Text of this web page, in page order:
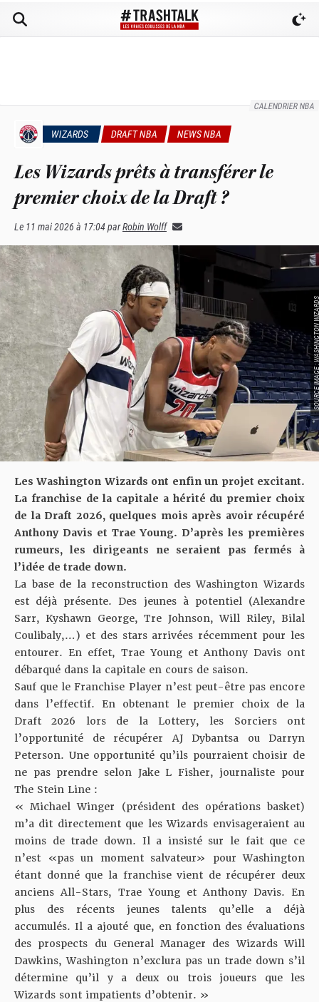
CALENDRIER NBA
WIZARDS DRAFT NBA NEWS NBA
Les Wizards prêts à transférer le
premier choix de la Draft ?
Le 11 mai 2026 à 17:04parRobin Wolff
SOURCE IMAGE :
Les Washington Wizards ont enfin un projet excitant.
La franchise de la capitale a hérité du premier choix
de la Draft 2026, quelques mois après avoir récupéré
Anthony Davis et Trae Young. D’après les premières
rumeurs, les dirigeants ne seraient pas fermés à
l’idée de trade down.
La base de la reconstruction des Washington Wizards
est déjà présente. Des jeunes à potentiel (Alexandre
Sarr, Kyshawn George, Tre Johnson, Will Riley, Bilal
Coulibaly,…) et des stars arrivées récemment pour les
entourer. En effet, Trae Young et Anthony Davis ont
débarqué dans la capitale en cours de saison.
Sauf que le Franchise Player n’est peut-être pas encore
dans l’effectif. En obtenant le premier choix de la
Draft 2026 lors de la Lottery, les Sorciers ont
l’opportunité de récupérer AJ Dybantsa ou Darryn
Peterson. Une opportunité qu’ils pourraient choisir de
ne pas prendre selon Jake L Fisher, journaliste pour
The Stein Line :
« Michael Winger (président des opérations basket)
m’a dit directement que les Wizards envisageraient au
moins de trade down. Il a insisté sur le fait que ce
n’est «pas un moment salvateur» pour Washington
étant donné que la franchise vient de récupérer deux
anciens All-Stars, Trae Young et Anthony Davis. En
plus des récents jeunes talents qu’elle a déjà
accumulés. Il a ajouté que, en fonction des évaluations
des prospects du General Manager des Wizards Will
Dawkins, Washington n’exclura pas un trade down s’il
détermine qu’il y a deux ou trois joueurs que les
Wizards sont impatients d’obtenir. »